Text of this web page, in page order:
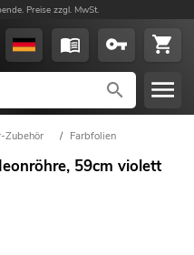
Preise zzgl. MwSt.
Zubehör / Farbfolien
59cm violett